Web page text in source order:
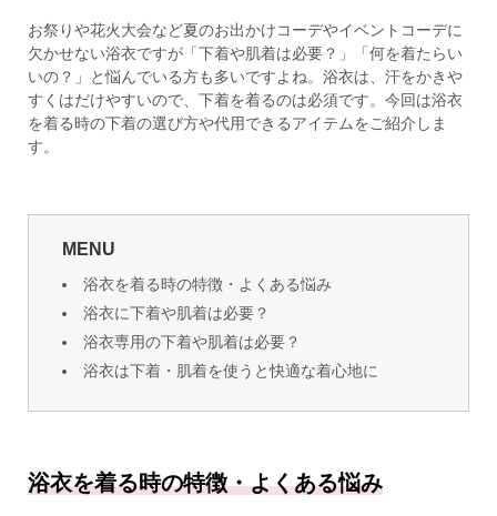
お祭りや花火大会など夏のお出かけコーデやイベントコーデに
欠かせない浴衣ですが「下着や肌着は必要？」「何を着たらい
いの？」と悩んでいる方も多いですよね。浴衣は、汗をかきや
すくはだけやすいので、下着を着るのは必須です。今回は浴衣
を着る時の下着の選び方や代用できるアイテムをご紹介しま
す。
MENU
浴衣を着る時の特徴・よくある悩み
浴衣に下着や肌着は必要？
浴衣専用の下着や肌着は必要？
浴衣は下着・肌着を使うと快適な着心地に
浴衣を着る時の特徴・よくある悩み